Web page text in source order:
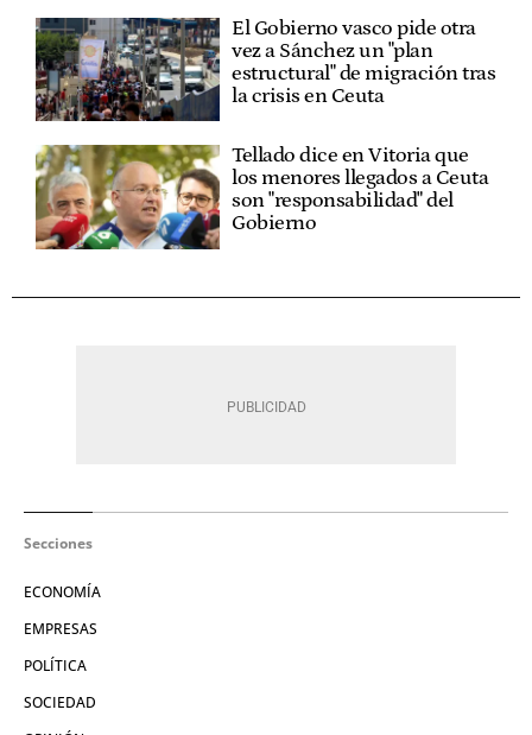
El Gobierno vasco pide otra
vez a Sánchez un "plan
estructural" de migración tras
la crisis en Ceuta
Tellado dice en Vitoria que
los menores llegados a Ceuta
son "responsabilidad" del
Gobierno
Secciones
ECONOMÍA
EMPRESAS
POLÍTICA
SOCIEDAD